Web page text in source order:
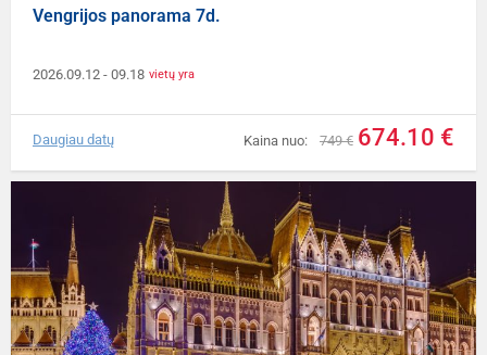
Vengrijos panorama 7d.
2026.09.12 - 09.18 vietų yra
Kaina nuo: 749 € 674.10 €
Daugiau datų